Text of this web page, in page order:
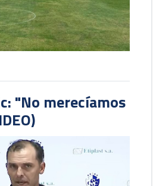
"No merecíamos